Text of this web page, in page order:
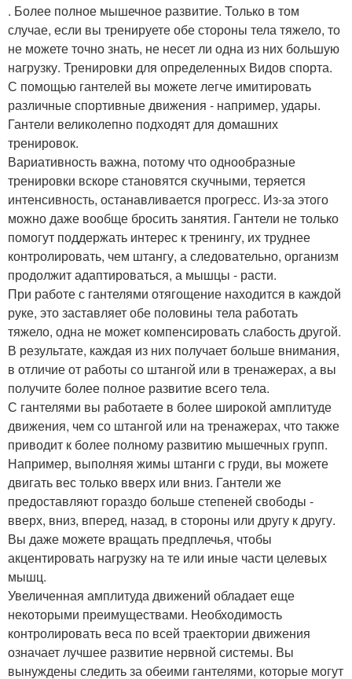
. Более полное мышечное развитие. Только в том
случае, если вы тренируете обе стороны тела тяжело, то
не можете точно знать, не несет ли одна из них большую
нагрузку. Тренировки для определенных Видов спорта.
С помощью гантелей вы можете легче имитировать
различные спортивные движения - например, удары.
Гантели великолепно подходят для домашних
тренировок.
Вариативность важна, потому что однообразные
тренировки вскоре становятся скучными, теряется
интенсивность, останавливается прогресс. Из-за этого
можно даже вообще бросить занятия. Гантели не только
помогут поддержать интерес к тренингу, их труднее
контролировать, чем штангу, а следовательно, организм
продолжит адаптироваться, а мышцы - расти.
При работе с гантелями отягощение находится в каждой
руке, это заставляет обе половины тела работать
тяжело, одна не может компенсировать слабость другой.
В результате, каждая из них получает больше внимания,
в отличие от работы со штангой или в тренажерах, а вы
получите более полное развитие всего тела.
С гантелями вы работаете в более широкой амплитуде
движения, чем со штангой или на тренажерах, что также
приводит к более полному развитию мышечных групп.
Например, выполняя жимы штанги с груди, вы можете
двигать вес только вверх или вниз. Гантели же
предоставляют гораздо больше степеней свободы -
вверх, вниз, вперед, назад, в стороны или другу к другу.
Вы даже можете вращать предплечья, чтобы
акцентировать нагрузку на те или иные части целевых
мышц.
Увеличенная амплитуда движений обладает еще
некоторыми преимуществами. Необходимость
контролировать веса по всей траектории движения
означает лучшее развитие нервной системы. Вы
вынуждены следить за обеими гантелями, которые могут